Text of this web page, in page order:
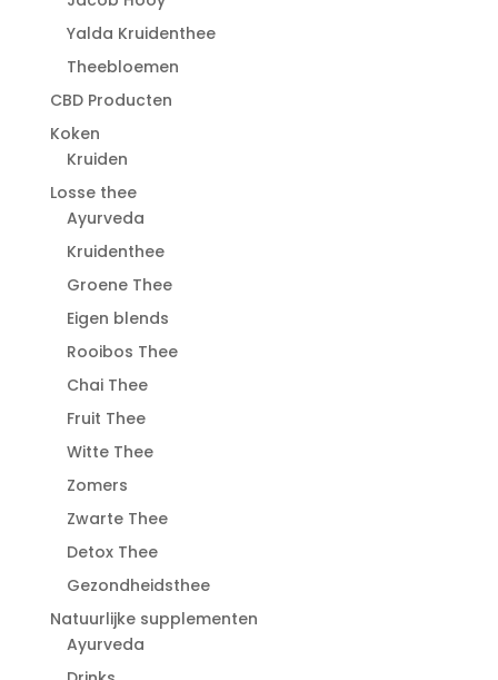
Yalda Kruidenthee
Theebloemen
CBD Producten
Koken
Kruiden
Losse thee
Ayurveda
Kruidenthee
Groene Thee
Eigen blends
Rooibos Thee
Chai Thee
Fruit Thee
Witte Thee
Zomers
Zwarte Thee
Detox Thee
Gezondheidsthee
Natuurlijke supplementen
Ayurveda